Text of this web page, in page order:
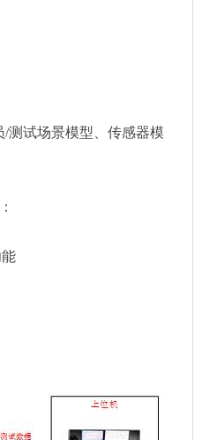
测试场景模型、传感器模